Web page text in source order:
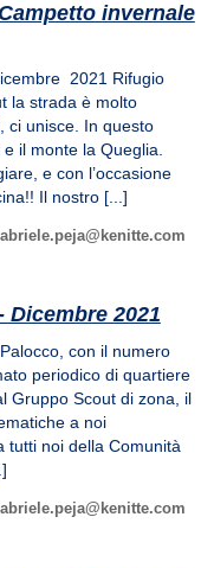
invernale
2021 Rifugio
la strada è molto
ci unisce. In questo
il monte la Queglia.
e con l’occasione
Il nostro [...]
Dicembre 2021
con il numero
periodico di quartiere
Gruppo Scout di zona, il
a noi
tutti noi della Comunità